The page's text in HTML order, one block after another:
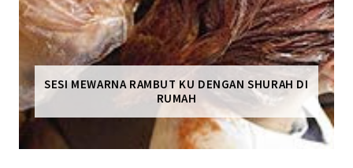
SESI MEWARNA RAMBUT KU DENGAN SHURAH DI
RUMAH